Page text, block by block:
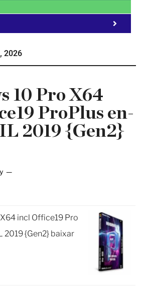
2026
10 Pro X64
ProPlus en-
2019 {Gen2}
incl Office19 Pro
2019 {Gen2} baixar